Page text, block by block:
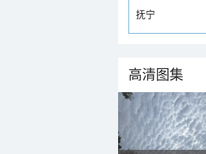
抚宁
高清图集